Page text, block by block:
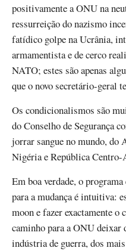
positivamente a ONU na
ressurreição do nazismo
fatídico golpe na Ucrânia,
armamentista e de cerco
NATO; estes são apenas
que o novo secretário-geral
Os condicionalismos são
do Conselho de Segurança
jorrar sangue no mundo,
Nigéria e República Centro-
Em boa verdade, o
para a mudança é intuitiva:
moon e fazer exactamente
caminho para a ONU deixar
indústria de guerra, dos